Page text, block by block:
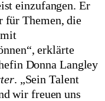
einzufangen. Er
für Themen, die
erklärte
Donna Langley
. „Sein Talent
wir freuen uns